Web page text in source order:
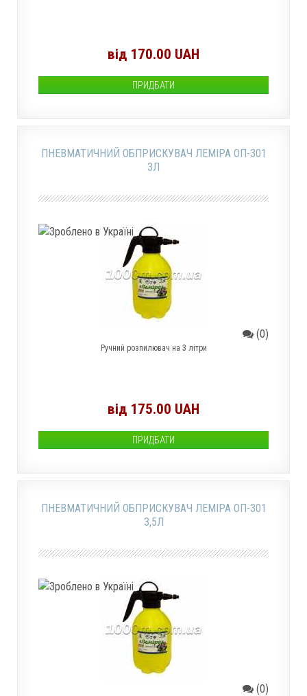
від 170.00 UAH
ПРИДБАТИ
ПНЕВМАТИЧНИЙ ОБПРИСКУВАЧ ЛЕМІРА ОП-301
3Л
(0)
Ручний розпилювач на 3 літри
від 175.00 UAH
ПРИДБАТИ
ПНЕВМАТИЧНИЙ ОБПРИСКУВАЧ ЛЕМІРА ОП-301
3,5Л
(0)